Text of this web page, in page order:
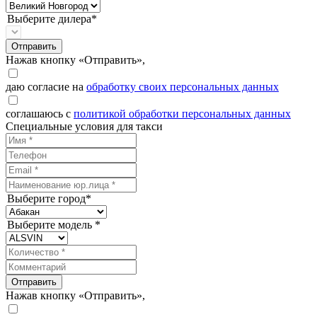
Выберите дилера*
Отправить
Нажав кнопку «Отправить»,
даю согласие на обработку своих персональных данных
соглашаюсь с политикой обработки персональных данных
Специальные условия для такси
Выберите город*
Выберите модель *
Отправить
Нажав кнопку «Отправить»,